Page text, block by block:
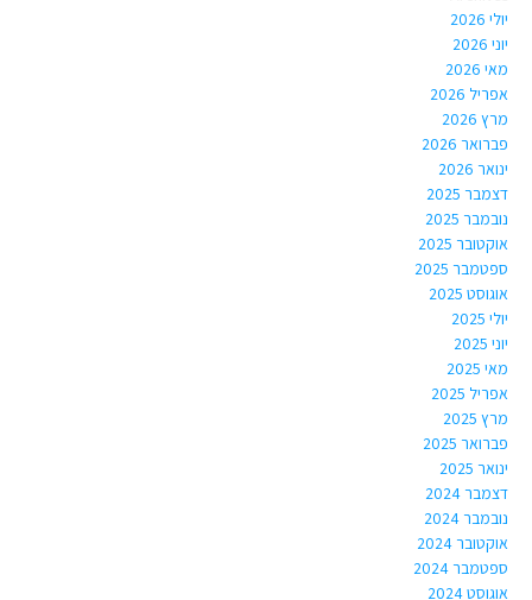
יולי 2026
יוני 2026
מאי 2026
אפריל 2026
מרץ 2026
פברואר 2026
ינואר 2026
דצמבר 2025
נובמבר 2025
אוקטובר 2025
ספטמבר 2025
אוגוסט 2025
יולי 2025
יוני 2025
מאי 2025
אפריל 2025
מרץ 2025
פברואר 2025
ינואר 2025
דצמבר 2024
נובמבר 2024
אוקטובר 2024
ספטמבר 2024
אוגוסט 2024